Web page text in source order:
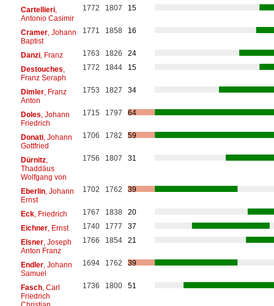
Cartellieri,
Antonio Casimir
1772 1807 15
Cramer, Johann
Baptist
1771 1858 16
Danzi, Franz 1763 1826
24
Destouches
Franz Seraph
1772 1844 15
Dimler, Franz
Anton
1753 1827 34
Doles , Johann
Friedrich
1715 1797 64
Donati, Johann
Gottfried
1706 1782 59
Dürnitz,
Thaddäus
Wolfgang von
1756 1807 31
Eberlin, Johann
Ernst
1702 1762 39
Eck, Friedrich 1767 1838
20
Eichner, Ernst 1740 1777
37
Elsner, Joseph
Anton Franz
1766 1854 21
Endler, Johann
Samuel
1694 1762 39
Fasch, Carl
Friedrich
1736 1800 51